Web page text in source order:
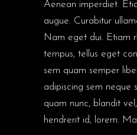
Aenean imperdiet.
augue. Curabitur
Nam eget dui. Etiam
tempus, tellus eget
sem quam semper
adipiscing sem neque
quam nunc, blandit
hendrerit id, lorem.